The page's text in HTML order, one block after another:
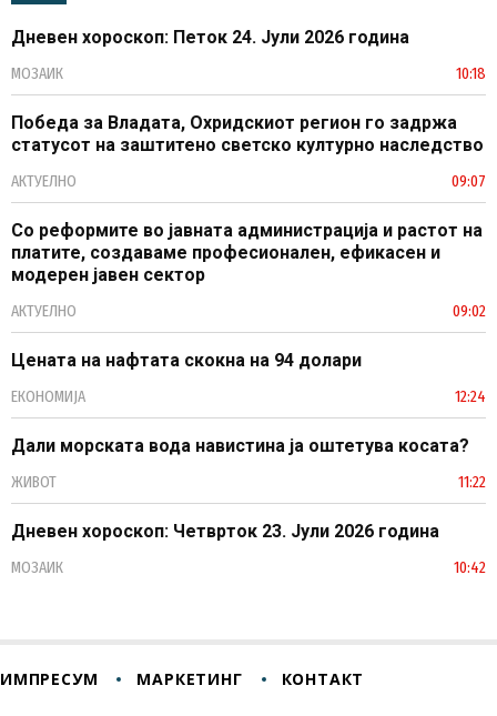
Дневен хороскоп: Петок 24. Јули 2026 година
МОЗАИК 10:18
Победа за Владата, Охридскиот регион го задржа
статусот на заштитено светско културно наследство
АКТУЕЛНО 09:07
Со реформите во јавната администрација и растот на
платите, создаваме професионален, ефикасен и
модерен јавен сектор
АКТУЕЛНО 09:02
Цената на нафтата скокна на 94 долари
ЕКОНОМИЈА 12:24
Дали морската вода навистина ја оштетува косата?
ЖИВОТ 11:22
Дневен хороскоп: Четврток 23. Јули 2026 година
МОЗАИК 10:42
ИМПРЕСУМ МАРКЕТИНГ КОНТАКТ